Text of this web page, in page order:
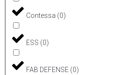
Contessa (0)
ESS (0)
FAB DEFENSE (0)